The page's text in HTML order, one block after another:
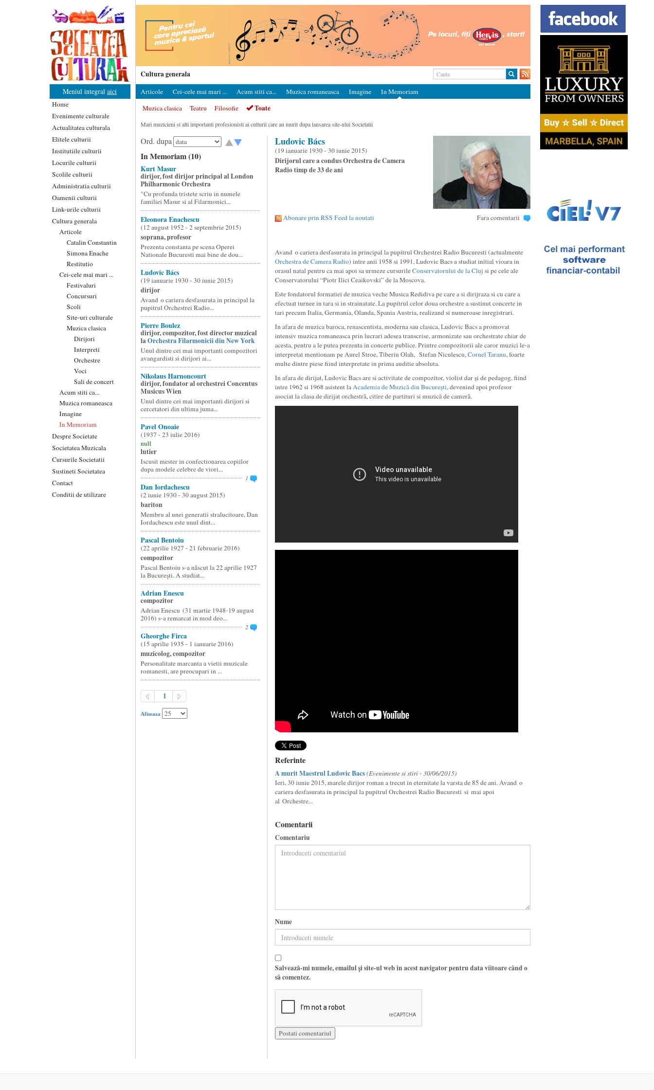
Meniul integralaici
Home
Evenimente culturale
Actualitatea culturala
Elitele culturii
Institutiile culturii
Locurile culturii
Scolile culturii
Administratia culturii
Oamenii culturii
Link-urile culturii
Cultura generala
Articole
Catalin Constantin
Simona Enache
Restitutio
Cei-cele mai mari ...
Festivaluri
Concursuri
Scoli
Site-uri culturale
Muzica clasica
Dirijori
Interpreti
Orchestre
Voci
Sali de concert
Acum stiti ca...
Muzica romaneasca
Imagine
In Memoriam
Despre Societate
Societatea Muzicala
Cursurile Societatii
Sustineti Societatea
Contact
Conditii de utilizare
Cultura generala
Articole Cei-cele mai mari ... Acum stiti ca... Muzica romaneasca Imagine
In Memoriam
Muzica clasica
Teatru Filosofie Toate
Mari muzicieni si alti importanti profesionisti ai culturii care au murit dupa lansarea site-ului Societatii
Ord. dupa
In Memoriam (10)
Kurt Masur
dirijor, fost dirijor principal al London
Philharmonic Orchestra
"Cu profunda tristete scriu in numele
familiei Masur si al Filarmonici...
Eleonora Enachescu
(12 august 1952 - 2 septembrie 2015)
soprana, profesor
Prezenta constanta pe scena Operei
Nationale Bucuresti mai bine de dou...
Ludovic Bács
(19 ianuarie 1930 - 30 iunie 2015)
dirijor
Avand o cariera desfasurata in principal la
pupitrul Orchestrei Radio...
Pierre Boulez
dirijor, compozitor, fost director muzical
laOrchestra Filarmonicii din New York
Unul dintre cei mai importanti compozitori
avangardisti si dirijori ai...
Nikolaus Harnoncourt
dirijor, fondator al orchestrei Concentus
Musicus Wien
Unul dintre cei mai importanti dirijori si
cercetatori din ultima juma...
Pavel Onoaie
(1937 - 23 iulie 2016)
null
lutier
Iscusit mester in confectionarea copiilor
dupa modele celebre de viori...
1
Dan Iordachescu
(2 iunie 1930 - 30 august 2015)
bariton
Membru al unei generatii stralucitoare, Dan
Iordachescu este unul dint...
Pascal Bentoiu
(22 aprilie 1927 - 21 februarie 2016)
compozitor
Pascal Bentoiu s-a născut la 22 aprilie 1927
la Bucureşti. A studiat...
Adrian Enescu
compozitor
Adrian Enescu (31 martie 1948-19 august
2016) s-a remarcat in mod deo...
2
Gheorghe Firca
(15 aprilie 1935 - 1 ianuarie 2016)
muzicolog, compozitor
Personalitate marcanta a vietii muzicale
romanesti, are preocupari in ...
1
Afiseaza
Ludovic Bács
(19 ianuarie 1930 - 30 iunie 2015)
Dirijorul care a condus Orchestra de Camera
Radio timp de 33 de ani
Abonare prin RSS Feed la noutati Fara comentarii
Avand o cariera desfasurata in principal la pupitrul Orchestrei Radio Bucuresti (actualmente
Orchestra de Camera Radio) intre anii 1958 si 1991, Ludovic Bacs a studiat initial vioara in
orasul natal pentru ca mai apoi sa urmeze cursurileConservatorului de la Cluj si pe cele ale
Conservatorului “Piotr Ilici Ceaikovski” de la Moscova.
Este fondatorul formatiei de muzica veche Musica Redidiva pe care a si dirijraza si cu care a
efectuat turnee in tara si in strainatate. La pupitrul celor doua orchestre a sustinut concerte in
tari precum Italia, Germania, Olanda, Spania Austria, realizand si numeroase inregistrari.
In afara de muzica baroca, renascentista, moderna sau clasica, Ludovic Bacs a promovat
intensiv muzica romaneasca prin lucrari adesea transcrise, armonizate sau orchestrate chiar de
acesta, pentru a le putea prezenta in concerte publice. Printre compozitorii ale caror muzici le-a
interpretat mentionam pe Aurel Stroe, Tiberiu Olah, Stefan Niculescu,Cornel Taranu, foarte
multe dintre piese fiind interpretate in prima auditie absoluta.
In afara de dirijat, Ludovic Bacs are si activitate de compozitor, violist dar și de pedagog, fiind
intre 1962 si 1968 asistent laAcademia de Muzică din București, devenind apoi profesor
asociat la clasa de dirijat orchestră, citire de partituri si muzică de cameră.
Referinte
A murit Maestrul Ludovic Bacs(Evenimente si stiri - 30/06/2015)
Ieri, 30 iunie 2015, marele dirijor roman a trecut in eternitate la varsta de 85 de ani. Avand o
cariera desfasurata in principal la pupitrul Orchestrei Radio Bucuresti si mai apoi
al Orchestre...
Comentarii
Comentariu
Nume
Salvează-mi numele, emailul și site-ul web în acest navigator pentru data viitoare când o
să comentez.